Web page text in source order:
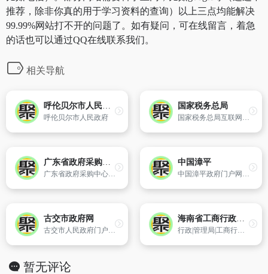
推荐，除非你真的用于学习资料的查询）以上三点均能解决
99.99%网站打不开的问题了。如有疑问，可在线留言，着急
的话也可以通过QQ在线联系我们。
相关导航
呼伦贝尔市人民政府
呼伦贝尔市人民政府
国家税务总局
国家税务总局互联网站建于1999年7月。在总局领导的大力支持关心下,近几年网站围绕税收中心工作,不断完善管理机制,丰富网站内容,增强网站功能,改进服务方式,网站水平有了显著的提高,在国信办近几年组织的政府门户网站评比中都取得了较好的名次。
广东省政府采购中心
广东省政府采购中心于2004年依法成立,主要职责是负责组织实施省级政府集中采购目录中属于通用类的政府采购项目的采购；负责接受采购人委托代理其他政府采购项目的采购。
中国漳平
中国漳平政府门户网是漳平市人民政府各部门统一建立的网站群,网站主要突出政务功能,发布政府方针、政策,提供社会查询渠道和公益性信息服务,建立网上行政审批机制,加强政府和公众的沟通。
古交市政府网
古交市人民政府门户网站建于2001年11月,并于2014年10月进行改版,是古交市人民政府履行职能、为民服务的重要窗口,始终坚持“推进政务公开,加强网上办事,增进互动交流”的三大功能定位,以及时公布我市重大决策、法律法规和规范性文件,增进政府与公众的沟通交流,接受公众监督为主要内容。
海南省工商行政管理局
行政|管理局|工商行政管理局|海南省工商行政管理局
暂无评论